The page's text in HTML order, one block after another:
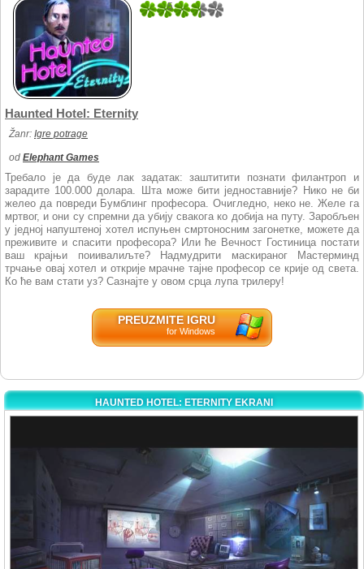
5
Haunted Hotel: Eternity
Žanr: Igre potrage
od Elephant Games
Требало је да буде лак задатак: заштитити познати филантроп и
зарадите 100.000 долара. Шта може бити једноставније? Нико не би
желео да повреди Бумблинг професора. Очигледно, неко не. Желе га
мртвог, и они су спремни да убију свакога ко добија на путу. Заробљен
у једној напуштеној хотел испуњен смртоносним загонетке, можете да
преживите и спасити професора? Или ће Вечност Гостиница постати
ваш крајњи поиивалиљте? Надмудрити маскираног Мастерминд
трчање овај хотел и открије мрачне тајне професор се крије од света.
Ко ће вам стати уз? Сазнајте у овом срца лупа трилеру!
PREUZMITE IGRU
for Windows
HAUNTED HOTEL: ETERNITY EKRANI